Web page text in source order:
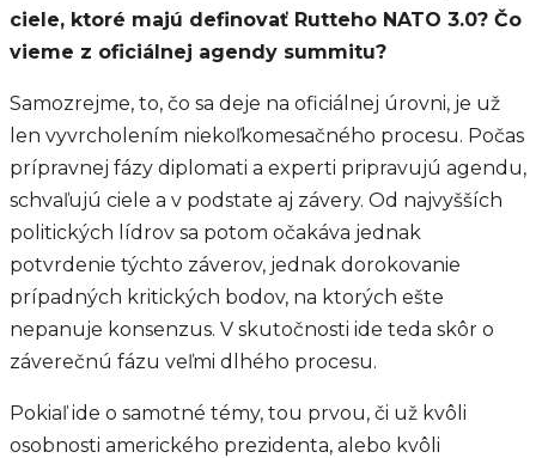
ciele, ktoré majú definovať Rutteho NATO 3.0? Čo
vieme z oficiálnej agendy summitu?
Samozrejme, to, čo sa deje na oficiálnej úrovni, je už
len vyvrcholením niekoľkomesačného procesu. Počas
prípravnej fázy diplomati a experti pripravujú agendu,
schvaľujú ciele a v podstate aj závery. Od najvyšších
politických lídrov sa potom očakáva jednak
potvrdenie týchto záverov, jednak dorokovanie
prípadných kritických bodov, na ktorých ešte
nepanuje konsenzus. V skutočnosti ide teda skôr o
záverečnú fázu veľmi dlhého procesu.
Pokiaľ ide o samotné témy, tou prvou, či už kvôli
osobnosti amerického prezidenta, alebo kvôli